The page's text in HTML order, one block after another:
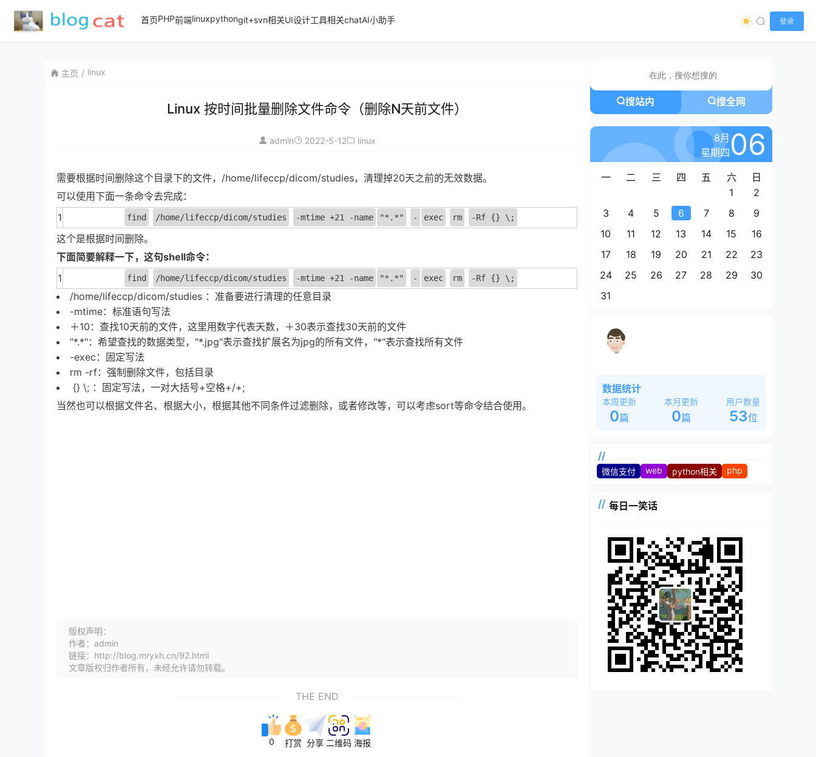
首页PHP前端linuxpythongit+svn相关UI设计工具相关chatAI小助手 登录
主页 linux
Linux 按时间批量删除文件命令（删除N天前文件）
admin 2022-5-12 linux
需要根据时间删除这个目录下的文件，/home/lifeccp/dicom/studies，清理掉20天之前的无效数据。
可以使用下面一条命令去完成：
1
find /home/lifeccp/dicom/studies -mtime +21 -name "*.*" - exec rm -Rf {} \;
这个是根据时间删除。
下面简要解释一下，这句shell命令：
1
find /home/lifeccp/dicom/studies -mtime +21 -name "*.*" - exec rm -Rf {} \;
/home/lifeccp/dicom/studies ：准备要进行清理的任意目录
-mtime：标准语句写法
＋10：查找10天前的文件，这里用数字代表天数，＋30表示查找30天前的文件
"*.*"：希望查找的数据类型，"*.jpg"表示查找扩展名为jpg的所有文件，"*"表示查找所有文件
-exec：固定写法
rm -rf：强制删除文件，包括目录
{} \; ：固定写法，一对大括号+空格+/+;
当然也可以根据文件名、根据大小，根据其他不同条件过滤删除，或者修改等，可以考虑sort等命令结合使用。
版权声明：
作者：admin
链接：http://blog.mryxh.cn/92.html
文章版权归作者所有，未经允许请勿转载。
THE END
0 打赏 分享 二维码 海报
搜站内 搜全网
8月
星期四06
一 二 三 四 五 六
日
1
2
3
4 5 6 7 8
9
10
11 12 13 14 15
16
17
18 19 20 21 22
23
24
25 26 27 28 29
30
31
数据统计
本周更新
0篇
本月更新
0篇
用户数量
53位
微信支付 web python相关 php
每日一笑话